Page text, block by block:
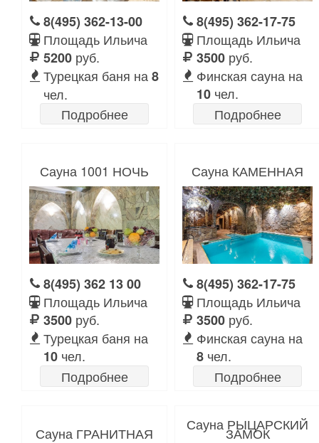
8(495) 362-13-00
Площадь Ильича
5200 руб.
Турецкая баня на 8
чел.
Подробнее
8(495) 362-17-75
Площадь Ильича
3500 руб.
Финская сауна на
10 чел.
Подробнее
Сауна 1001 НОЧЬ
8(495) 362 13 00
Площадь Ильича
3500 руб.
Турецкая баня на
10 чел.
Подробнее
Сауна КАМЕННАЯ
8(495) 362-17-75
Площадь Ильича
3500 руб.
Финская сауна на
8 чел.
Подробнее
Сауна ГРАНИТНАЯ Сауна РЫЦАРСКИЙ
ЗАМОК